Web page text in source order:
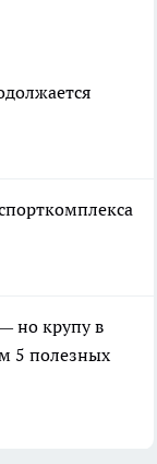
но крупу в
5 полезных